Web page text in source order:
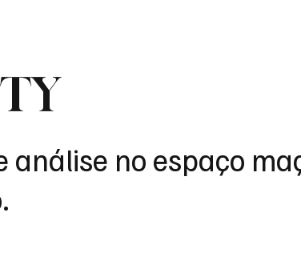
análise no espaço